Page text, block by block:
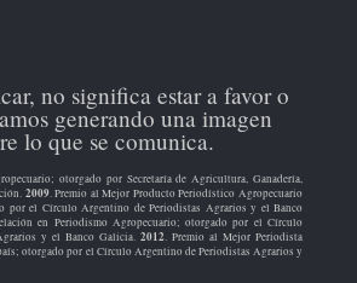
no significa estar a favor o
generando una imagen
lo que se comunica.
otorgado por Secretaría de Agricultura, Ganadería,
2009. Premio al Mejor Producto Periodístico Agropecuario
por el Círculo Argentino de Periodistas Agrarios y el Banco
en Periodismo Agropecuario; otorgado por el Círculo
y el Banco Galicia. 2012. Premio al Mejor Periodista
otorgado por el Círculo Argentino de Periodistas Agrarios y